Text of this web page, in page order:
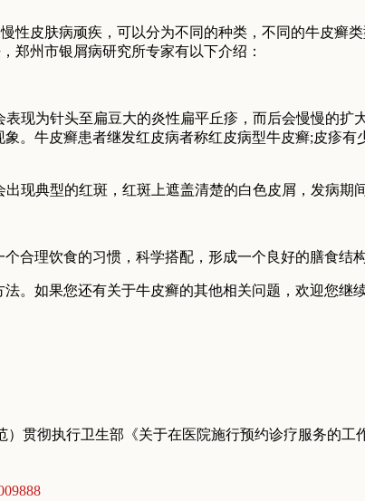
皮肤病顽疾，可以分为不同的种类，不同的牛皮癣
郑州市银屑病研究所专家有以下介绍：
为针头至扁豆大的炎性扁平丘疹，而后会慢慢的扩
。牛皮癣患者继发红皮病者称红皮病型牛皮癣;皮疹
典型的红斑，红斑上遮盖清楚的白色皮屑，发病期
理饮食的习惯，科学搭配，形成一个良好的膳食结构
如果您还有关于牛皮癣的其他相关问题，欢迎您继
贯彻执行卫生部《关于在医院施行预约诊疗服务的工